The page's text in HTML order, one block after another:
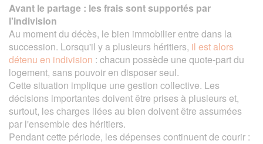
Avant le partage : les frais sont supportés par
l'indivision
Au moment du décès, le bien immobilier entre dans la
succession. Lorsqu'il y a plusieurs héritiers, il est alors
détenu en indivision : chacun possède une quote-part du
logement, sans pouvoir en disposer seul.
Cette situation implique une gestion collective. Les
décisions importantes doivent être prises à plusieurs et,
surtout, les charges liées au bien doivent être assumées
par l'ensemble des héritiers.
Pendant cette période, les dépenses continuent de courir :